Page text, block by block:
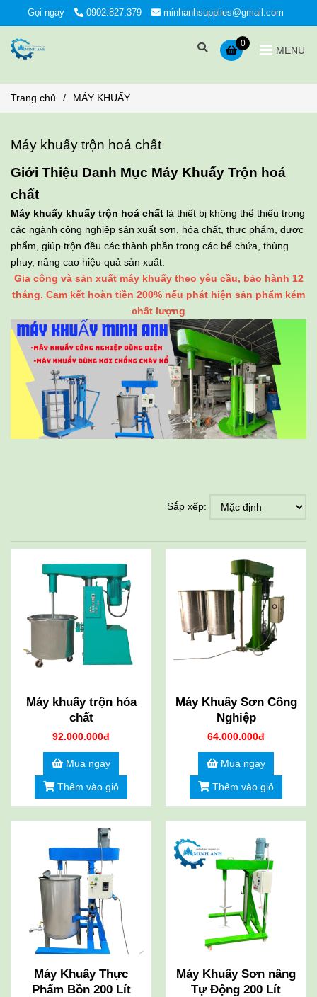
Gọi ngay 0902.827.379 minhanhsupplies@gmail.com
0
MENU
Trang chủ / MÁY KHUẤY
Máy khuấy trộn hoá chất
Giới Thiệu Danh Mục Máy Khuấy Trộn hoá
chất
Máy khuấy khuấy trộn hoá chất là thiết bị không thể thiếu trong
các ngành công nghiệp sản xuất sơn, hóa chất, thực phẩm, dược
phẩm, giúp trộn đều các thành phần trong các bể chứa, thùng
phuy, nâng cao hiệu quả sản xuất.
Gia công và sản xuất máy khuấy theo yêu cầu, bảo hành 12
tháng. Cam kết hoàn tiền 200% nếu phát hiện sản phẩm kém
chất lượng
Sắp xếp:
Máy khuấy trộn hóa
chất
92.000.000đ
Mua ngay
Thêm vào giỏ
Máy Khuấy Sơn Công
Nghiệp
64.000.000đ
Mua ngay
Thêm vào giỏ
Máy Khuấy Thực
Phẩm Bồn 200 Lít
Máy Khuấy Sơn nâng
Tự Động 200 Lít